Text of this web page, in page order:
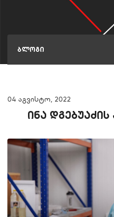
ბლოგი
04 აგვისტო, 2022
ინა